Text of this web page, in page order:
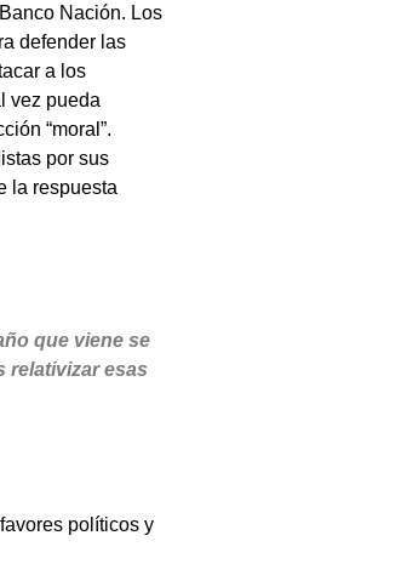
Nación. Los
defender las
a los
vez pueda
“moral”.
por sus
la respuesta
que viene se
relativizar esas
políticos y